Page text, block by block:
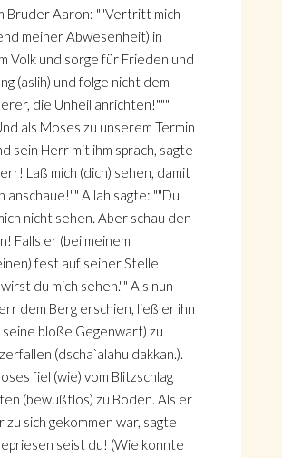
Bruder Aaron: ""Vertritt mich
meiner Abwesenheit) in
Volk und sorge für Frieden und
(aslih) und folge nicht dem
die Unheil anrichten!"""
als Moses zu unserem Termin
sein Herr mit ihm sprach, sagte
Laß mich (dich) sehen, damit
anschaue!"" Allah sagte: ""Du
nicht sehen. Aber schau den
Falls er (bei meinem
fest auf seiner Stelle
du mich sehen."" Als nun
dem Berg erschien, ließ er ihn
seine bloße Gegenwart) zu
(dscha`alahu dakkan.).
fiel (wie) vom Blitzschlag
(bewußtlos) zu Boden. Als er
zu sich gekommen war, sagte
seist du! (Wie konnte